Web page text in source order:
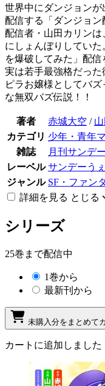
世界中にダンジョン
配信する「ダンジョ
配信者・山田カリンは
にしょんぼりしてい
を爆破してみた」配信
実は若手最強格だっ
ピラお嬢様としてバ
な無双バズ伝説！！
著者 赤城大空 /
カテゴリ 少年・青年
雑誌
月刊サンデ
レーベル サンデーう
ジャンル SF・ファン
詳細を見る とじる
シリーズ
25巻まで配信中
1巻から
最新刊から
未購入分をまとめて
カートに追加しました